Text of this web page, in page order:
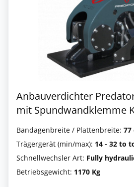
Anbauverdichter
mit Spundwandklemme
Bandagenbreite / Plattenbreite: 77
Trägergerät (min/max): 14 - 32 to
Schnellwechsler Art: Fully
Betriebsgewicht: 1170 Kg